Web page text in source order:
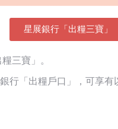
星展銀行「出糧三寶」
三寶」。
行「出糧戶口」，可享有